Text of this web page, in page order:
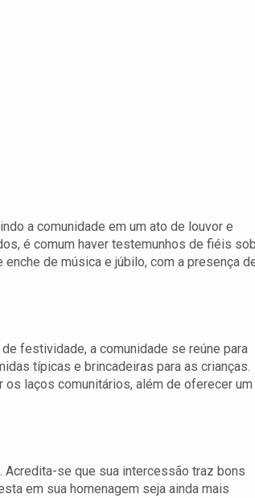
a comunidade em um ato de louvor e
é comum haver testemunhos de fiéis
de música e júbilo, com a presença
festividade, a comunidade se reúne para
típicas e brincadeiras para as crianças.
laços comunitários, além de oferecer um
se que sua intercessão traz bons
em sua homenagem seja ainda mais